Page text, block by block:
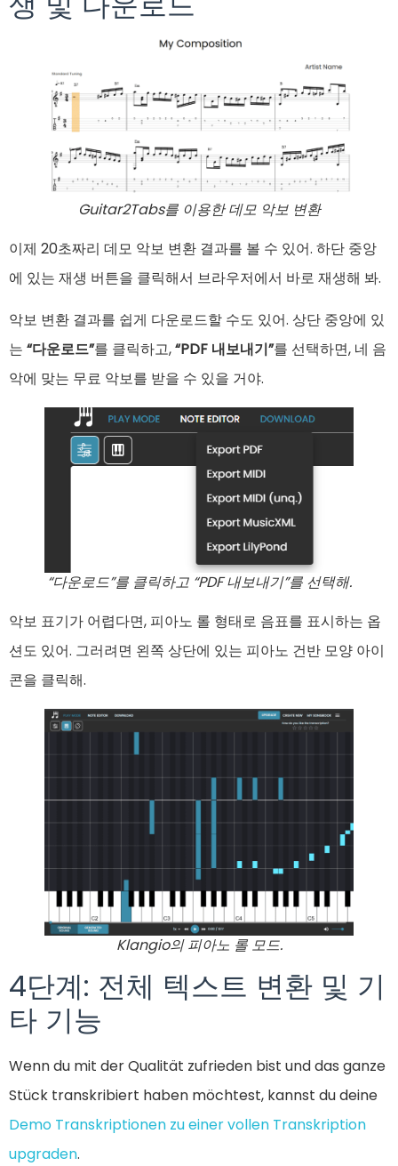
Guitar2Tabs를 이용한 데모 악보 변환
이제 20초짜리 데모 악보 변환 결과를 볼 수 있어. 하단 중앙
에 있는 재생 버튼을 클릭해서 브라우저에서 바로 재생해 봐.
악보 변환 결과를 쉽게 다운로드할 수도 있어. 상단 중앙에 있
는 “다운로드”를 클릭하고,“PDF 내보내기”를 선택하면, 네 음
악에 맞는 무료 악보를 받을 수 있을 거야.
“다운로드”를 클릭하고 “PDF 내보내기”를 선택해.
악보 표기가 어렵다면, 피아노 롤 형태로 음표를 표시하는 옵
션도 있어. 그러려면 왼쪽 상단에 있는 피아노 건반 모양 아이
콘을 클릭해.
Klangio의 피아노 롤 모드.
4단계: 전체 텍스트 변환 및 기
타 기능
Wenn du mit der Qualität zufrieden bist und das ganze
Stück transkribiert haben möchtest, kannst du deine
Demo Transkriptionen zu einer vollen Transkription
upgraden.